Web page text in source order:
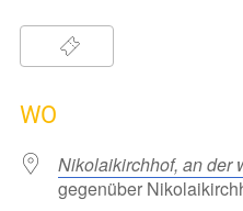
WO
Nikolaikirchhof, an der
gegenüber